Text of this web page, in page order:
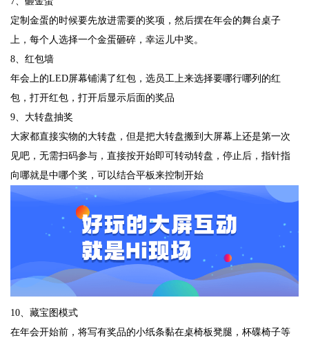
定制金蛋的时候要先放进需要的奖项，然后摆在年会的舞台桌子
上，每个人选择一个金蛋砸碎，幸运儿中奖。
8、红包墙
年会上的LED屏幕铺满了红包，选员工上来选择要哪行哪列的红
包，打开红包，打开后显示后面的奖品
9、大转盘抽奖
大家都直接实物的大转盘，但是把大转盘搬到大屏幕上还是第一次
见吧，无需扫码参与，直接按开始即可转动转盘，停止后，指针指
向哪就是中哪个奖，可以结合平板来控制开始
10、藏宝图模式
在年会开始前，将写有奖品的小纸条黏在桌椅板凳腿，杯碟椅子等